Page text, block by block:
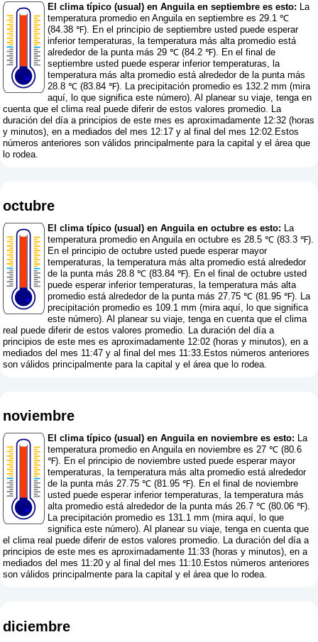
El clima típico (usual) en Anguila en septiembre es esto: La
temperatura promedio en Anguila en septiembre es 29.1 ℃
(84.38 ℉). En el principio de septiembre usted puede esperar
inferior temperaturas, la temperatura más alta promedio está
alrededor de la punta más 29 ℃ (84.2 ℉). En el final de
septiembre usted puede esperar inferior temperaturas, la
temperatura más alta promedio está alrededor de la punta más
28.8 ℃ (83.84 ℉). La precipitación promedio es 132.2 mm (mira
aquí, lo que significa este número). Al planear su viaje, tenga en
cuenta que el clima real puede diferir de estos valores promedio. La
duración del día a principios de este mes es aproximadamente 12:32 (horas
y minutos), en a mediados del mes 12:17 y al final del mes 12:02.Estos
números anteriores son válidos principalmente para la capital y el área que
lo rodea.
octubre
El clima típico (usual) en Anguila en octubre es esto: La
temperatura promedio en Anguila en octubre es 28.5 ℃ (83.3 ℉).
En el principio de octubre usted puede esperar mayor
temperaturas, la temperatura más alta promedio está alrededor
de la punta más 28.8 ℃ (83.84 ℉). En el final de octubre usted
puede esperar inferior temperaturas, la temperatura más alta
promedio está alrededor de la punta más 27.75 ℃ (81.95 ℉). La
precipitación promedio es 109.1 mm (mira aquí, lo que significa
este número). Al planear su viaje, tenga en cuenta que el clima
real puede diferir de estos valores promedio. La duración del día a
principios de este mes es aproximadamente 12:02 (horas y minutos), en a
mediados del mes 11:47 y al final del mes 11:33.Estos números anteriores
son válidos principalmente para la capital y el área que lo rodea.
noviembre
El clima típico (usual) en Anguila en noviembre es esto: La
temperatura promedio en Anguila en noviembre es 27 ℃ (80.6
℉). En el principio de noviembre usted puede esperar mayor
temperaturas, la temperatura más alta promedio está alrededor
de la punta más 27.75 ℃ (81.95 ℉). En el final de noviembre
usted puede esperar inferior temperaturas, la temperatura más
alta promedio está alrededor de la punta más 26.7 ℃ (80.06 ℉).
La precipitación promedio es 131.1 mm (mira aquí, lo que
significa este número). Al planear su viaje, tenga en cuenta que
el clima real puede diferir de estos valores promedio. La duración del día a
principios de este mes es aproximadamente 11:33 (horas y minutos), en a
mediados del mes 11:20 y al final del mes 11:10.Estos números anteriores
son válidos principalmente para la capital y el área que lo rodea.
diciembre